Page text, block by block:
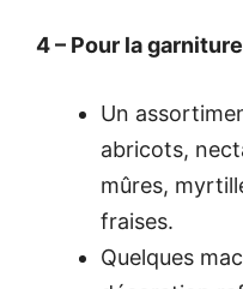
4 – Pour la
Un
abricots,
mûres,
fraises.
Quelques